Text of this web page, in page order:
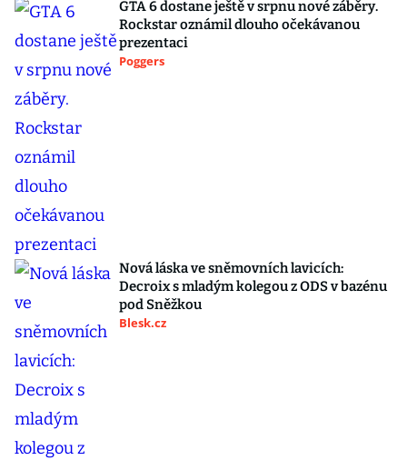
GTA 6 dostane ještě v srpnu nové záběry.
Rockstar oznámil dlouho očekávanou
prezentaci
Poggers
Nová láska ve sněmovních lavicích:
Decroix s mladým kolegou z ODS v bazénu
pod Sněžkou
Blesk.cz